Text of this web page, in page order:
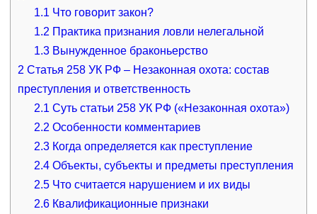
1.1 Что говорит закон?
1.2 Практика признания ловли нелегальной
1.3 Вынужденное браконьерство
2 Статья 258 УК РФ – Незаконная охота: состав
преступления и ответственность
2.1 Суть статьи 258 УК РФ («Незаконная охота»)
2.2 Особенности комментариев
2.3 Когда определяется как преступление
2.4 Объекты, субъекты и предметы преступления
2.5 Что считается нарушением и их виды
2.6 Квалификационные признаки